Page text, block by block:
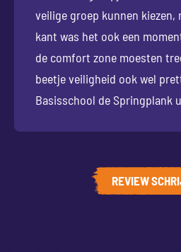
veilige groep kunnen kiezen,
kant was het ook een
de comfort zone moesten
beetje veiligheid ook wel
Basisschool de Springplank
REVIEW